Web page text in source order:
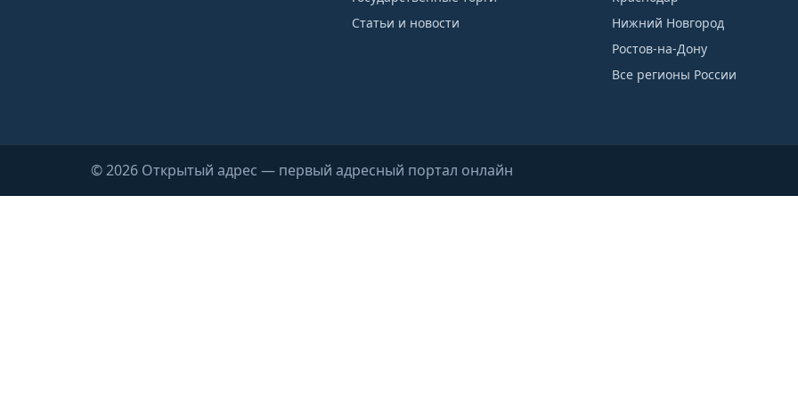
Статьи и новости
Нижний Новгород
Ростов-на-Дону
Все регионы России
© 2026 Открытый адрес — первый адресный портал онлайн